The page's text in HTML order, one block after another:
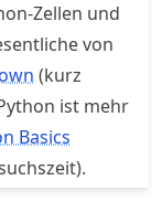
Zellen und
von
(kurz
ist mehr
Basics